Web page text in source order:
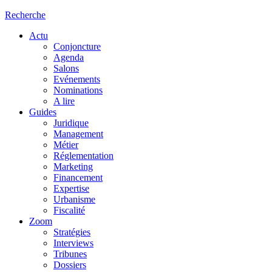
Recherche
Actu
Conjoncture
Agenda
Salons
Evénements
Nominations
A lire
Guides
Juridique
Management
Métier
Réglementation
Marketing
Financement
Expertise
Urbanisme
Fiscalité
Zoom
Stratégies
Interviews
Tribunes
Dossiers